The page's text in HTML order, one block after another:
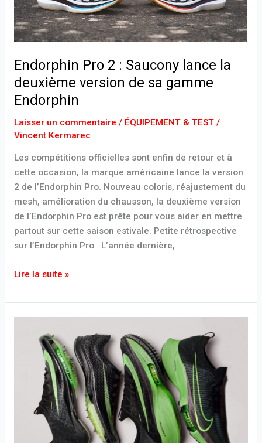
Endorphin Pro 2 : Saucony lance la
deuxième version de sa gamme
Endorphin
Laisser un commentaire / ÉQUIPEMENT & TEST/
Vincent Kermarec
Les compétitions officielles sont enfin de retour et à
cette occasion, la marque américaine lance la version
2 de l’Endorphin Pro. Nouveau coloris, réajustement du
mesh, amélioration du chausson, la deuxième version
de l’Endorphin Pro est prête pour vous aider en mettre
partout sur cette saison estivale. Petite rétrospective
sur l’Endorphin Pro L’année dernière,
deuxième
version
de
gamme
Endorphin
Lire la suite »
chaussures
l’enquête.